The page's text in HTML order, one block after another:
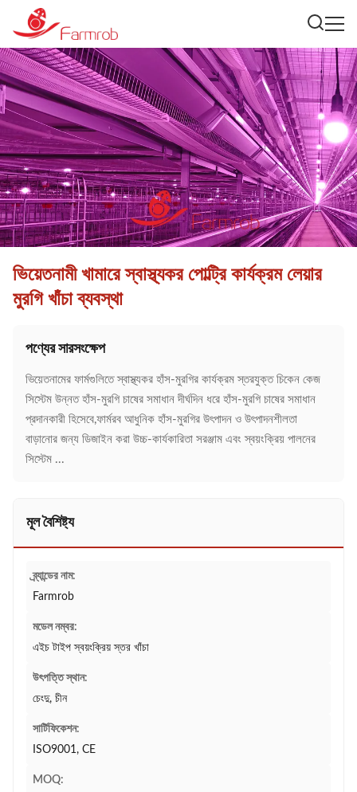
ভিয়েতনামী খামারে স্বাস্থ্যকর পোল্ট্রি কার্যক্রম লেয়ার
মুরগি খাঁচা ব্যবস্থা
পণ্যের সারসংক্ষেপ
ভিয়েতনামের ফার্মগুলিতে স্বাস্থ্যকর হাঁস-মুরগির কার্যক্রম স্তরযুক্ত চিকেন কেজ
সিস্টেম উন্নত হাঁস-মুরগি চাষের সমাধান দীর্ঘদিন ধরে হাঁস-মুরগি চাষের সমাধান
প্রদানকারী হিসেবে,ফার্মরব আধুনিক হাঁস-মুরগির উৎপাদন ও উৎপাদনশীলতা
বাড়ানোর জন্য ডিজাইন করা উচ্চ-কার্যকারিতা সরঞ্জাম এবং স্বয়ংক্রিয় পালনের
সিস্টেম ...
মূল বৈশিষ্ট্য
ব্র্যান্ডের নাম:
Farmrob
মডেল নম্বর:
এইচ টাইপ স্বয়ংক্রিয় স্তর খাঁচা
উৎপত্তি স্থান:
চেংদু, চীন
সার্টিফিকেশন:
ISO9001, CE
MOQ: